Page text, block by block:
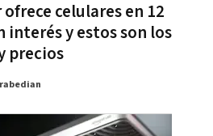
celulares en 12
interés y estos son los
precios